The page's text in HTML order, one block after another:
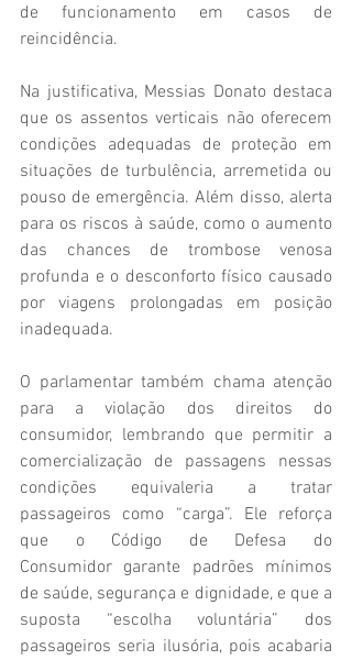
de funcionamento em casos de
reincidência.
Na justificativa, Messias Donato destaca
que os assentos verticais não oferecem
condições adequadas de proteção em
situações de turbulência, arremetida ou
pouso de emergência. Além disso, alerta
para os riscos à saúde, como o aumento
das chances de trombose venosa
profunda e o desconforto físico causado
por viagens prolongadas em posição
inadequada.
O parlamentar também chama atenção
para a violação dos direitos do
consumidor, lembrando que permitir a
comercialização de passagens nessas
condições equivaleria a tratar
passageiros como “carga”. Ele reforça
que o Código de Defesa do
Consumidor garante padrões mínimos
de saúde, segurança e dignidade, e que a
suposta “escolha voluntária” dos
passageiros seria ilusória, pois acabaria